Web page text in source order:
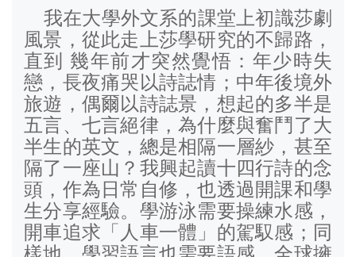
我在大學外文系的課堂上初識莎劇
風景，從此走上莎學研究的不歸路，
直到 幾年前才突然覺悟：年少時失
戀，長夜痛哭以詩誌情；中年後境外
旅遊，偶爾以詩誌景，想起的多半是
五言、七言絕律，為什麼與奮鬥了大
半生的英文，總是相隔一層紗，甚至
隔了一座山？我興起讀十四行詩的念
頭，作為日常自修，也透過開課和學
生分享經驗。學游泳需要操練水感，
開車追求「人車一體」的駕馭感；同